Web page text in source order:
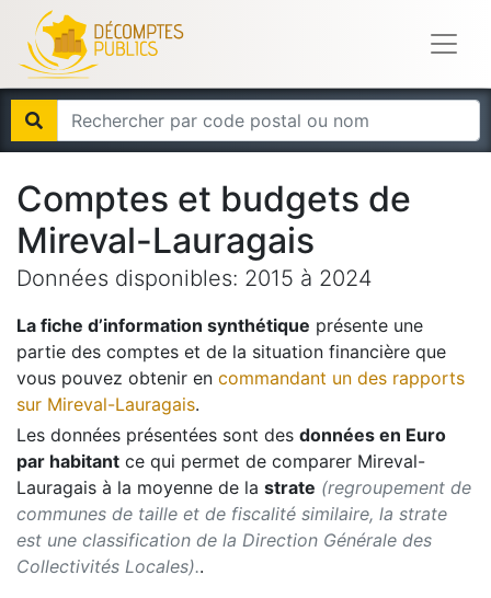
Comptes et budgets de
Mireval-Lauragais
Données disponibles: 2015 à 2024
La fiche d’information synthétique présente une
partie des comptes et de la situation financière que
vous pouvez obtenir en commandant un des rapports
sur Mireval-Lauragais.
Les données présentées sont des données en Euro
par habitant ce qui permet de comparer Mireval-
Lauragais à la moyenne de la strate (regroupement de
communes de taille et de fiscalité similaire, la strate
est une classification de la Direction Générale des
Collectivités Locales)..